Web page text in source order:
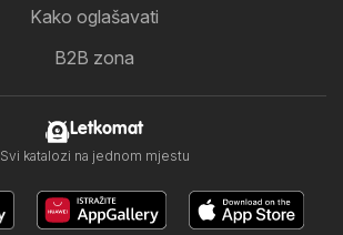
Kako oglašavati
B2B zona
Letkomat
Svi katalozi na jednom mjestu